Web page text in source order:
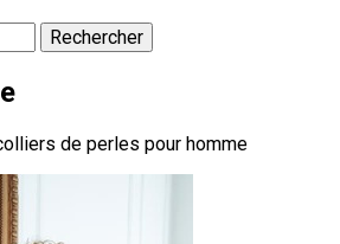
de perles pour homme